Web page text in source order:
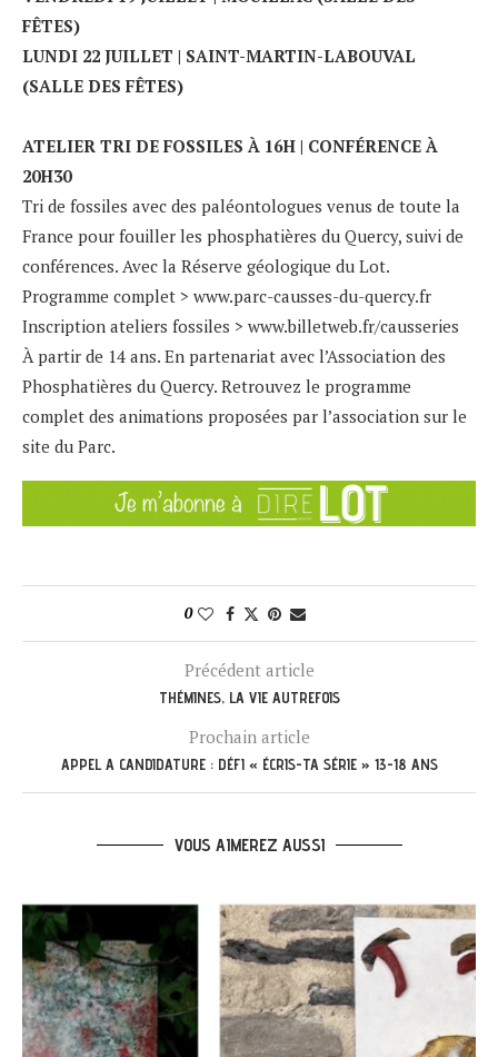
FÊTES)
LUNDI 22 JUILLET | SAINT-MARTIN-LABOUVAL
(SALLE DES FÊTES)
ATELIER TRI DE FOSSILES À 16H | CONFÉRENCE À
20H30
Tri de fossiles avec des paléontologues venus de toute la
France pour fouiller les phosphatières du Quercy, suivi de
conférences. Avec la Réserve géologique du Lot.
Programme complet > www.parc-causses-du-quercy.fr
Inscription ateliers fossiles > www.billetweb.fr/causseries
À partir de 14 ans. En partenariat avec l’Association des
Phosphatières du Quercy. Retrouvez le programme
complet des animations proposées par l’association sur le
site du Parc.
0
Précédent article
THÉMINES, LA VIE AUTREFOIS
Prochain article
APPEL A CANDIDATURE : DÉFI « ÉCRIS-TA SÉRIE » 13-18 ANS
VOUS AIMEREZ AUSSI